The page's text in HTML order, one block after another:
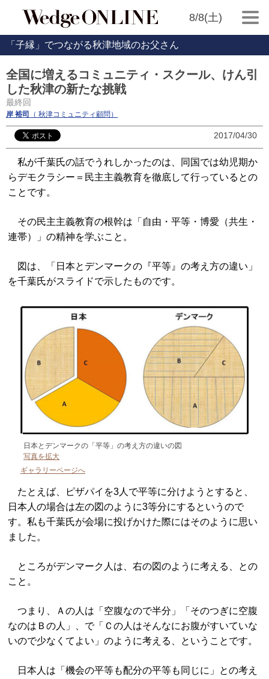
8/8(土)
「子縁」でつながる秋津地域のお父さん
全国に増えるコミュニティ・スクール、けん引
した秋津の新たな挑戦
最終回
岸 裕司 （ 秋津コミュニティ顧問）
2017/04/30
私が千葉氏の話でうれしかったのは、同国では幼児期か
らデモクラシー＝民主主義教育を徹底して行っているとの
ことです。
その民主主義教育の根幹は「自由・平等・博愛（共生・
連帯）」の精神を学ぶこと。
図は、「日本とデンマークの『平等』の考え方の違い」
を千葉氏がスライドで示したものです。
日本とデンマークの「平等」の考え方の違いの図
写真を拡大
ギャラリーページへ
たとえば、ピザパイを3人で平等に分けようとすると、
日本人の場合は左の図のように3等分にするというので
す。私も千葉氏が会場に投げかけた際にはそのように思い
ました。
ところがデンマーク人は、右の図のように考える、との
こと。
つまり、Ａの人は「空腹なので半分」「そのつぎに空腹
なのはＢの人」、で「Ｃの人はそんなにお腹がすいていな
いので少なくてよい」のように考える、ということです。
日本人は「機会の平等も配分の平等も同じに」との考え